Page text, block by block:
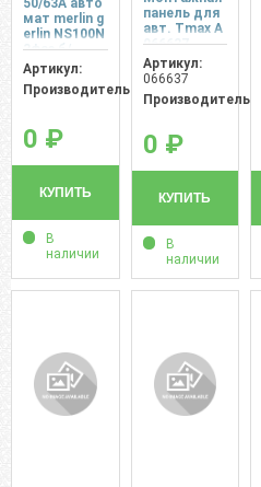
мат merlin g
erlin NS100N
3фаз б/
Артикул:
Производитель:
0 ₽
КУПИТЬ
В
наличии
панель для
авт. Тmax А
066637
Артикул:
066637
Производитель:
0 ₽
КУПИТЬ
В
наличии